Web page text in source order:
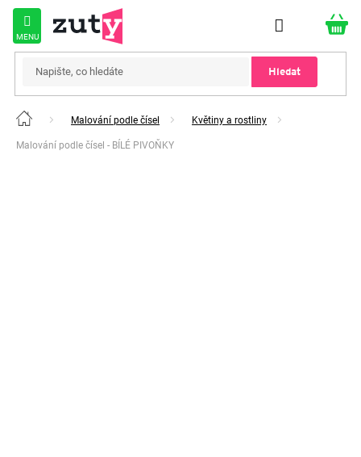
Přejít
obsah
Hledat
Domů Malování podle čísel Květiny a rostliny
Malování podle čísel - BÍLÉ PIVOŇKY